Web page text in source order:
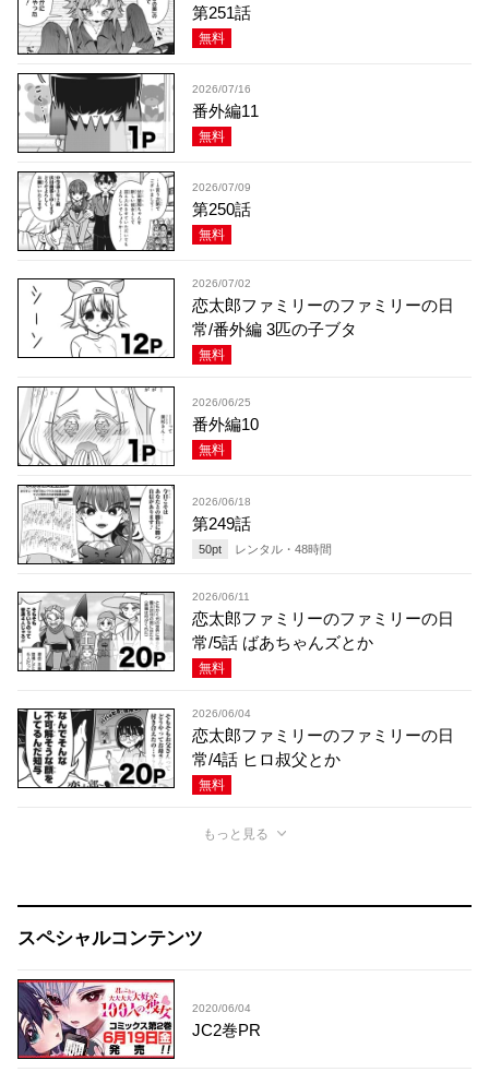
第251話
無料
2026/07/16
番外編11
無料
2026/07/09
第250話
無料
2026/07/02
恋太郎ファミリーのファミリーの日
常/番外編 3匹の子ブタ
無料
2026/06/25
番外編10
無料
2026/06/18
第249話
50pt レンタル・ 48時間
2026/06/11
恋太郎ファミリーのファミリーの日
常/5話 ばあちゃんズとか
無料
2026/06/04
恋太郎ファミリーのファミリーの日
常/4話 ヒロ叔父とか
無料
もっと見る
スペシャルコンテンツ
2020/06/04
JC2巻PR